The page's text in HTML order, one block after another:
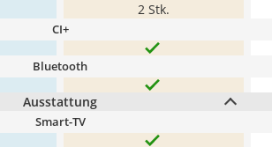
2 Stk.
CI+
Bluetooth
Ausstattung
Smart-TV